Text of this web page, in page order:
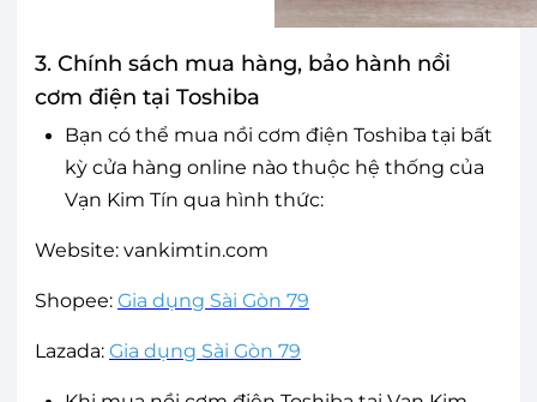
3. Chính sách mua hàng, bảo hành nồi
cơm điện tại Toshiba
Bạn có thể mua nồi cơm điện Toshiba tại bất
kỳ cửa hàng online nào thuộc hệ thống của
Vạn Kim Tín qua hình thức:
Website: vankimtin.com
Shopee: Gia dụng Sài Gòn 79
Lazada: Gia dụng Sài Gòn 79